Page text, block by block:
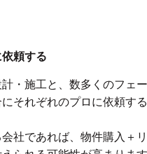
頼する
・施工と、数多くのフ
それぞれのプロに依頼す
社であれば、物件購入